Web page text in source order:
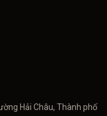
Hải Châu, Thành phố